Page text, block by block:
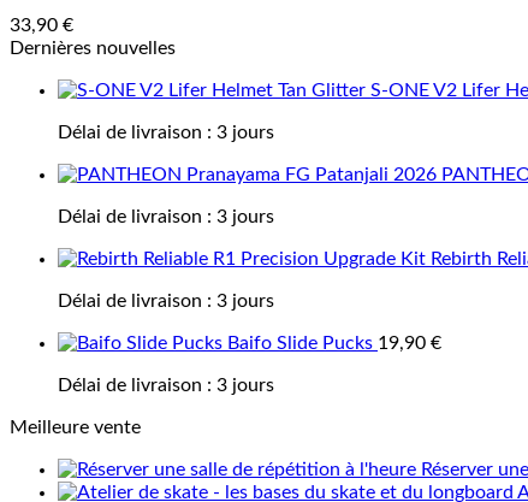
33,90 €
Dernières nouvelles
S-ONE V2 Lifer
Délai de livraison : 3 jours
Délai de livraison : 3 jours
Rebirth
Délai de livraison : 3 jours
Baifo Slide Pucks 19,90 €
Délai de livraison : 3 jours
Meilleure vente
Réserver